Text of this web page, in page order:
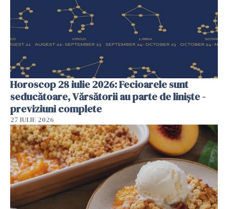
Horoscop 28 iulie 2026: Fecioarele sunt
seducătoare, Vărsătorii au parte de liniște -
previziuni complete
27 IULIE 2026